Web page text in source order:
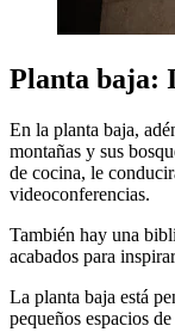
Planta baja:
En la planta baja,
montañas y sus
de cocina, le
videoconferencias.
También hay una
acabados para
La planta baja está
pequeños espacios